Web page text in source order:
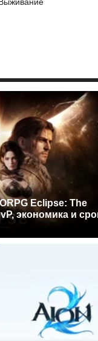
Eclipse: The
экономика и